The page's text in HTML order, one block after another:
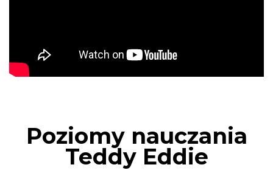
Poziomy nauczania
Teddy Eddie